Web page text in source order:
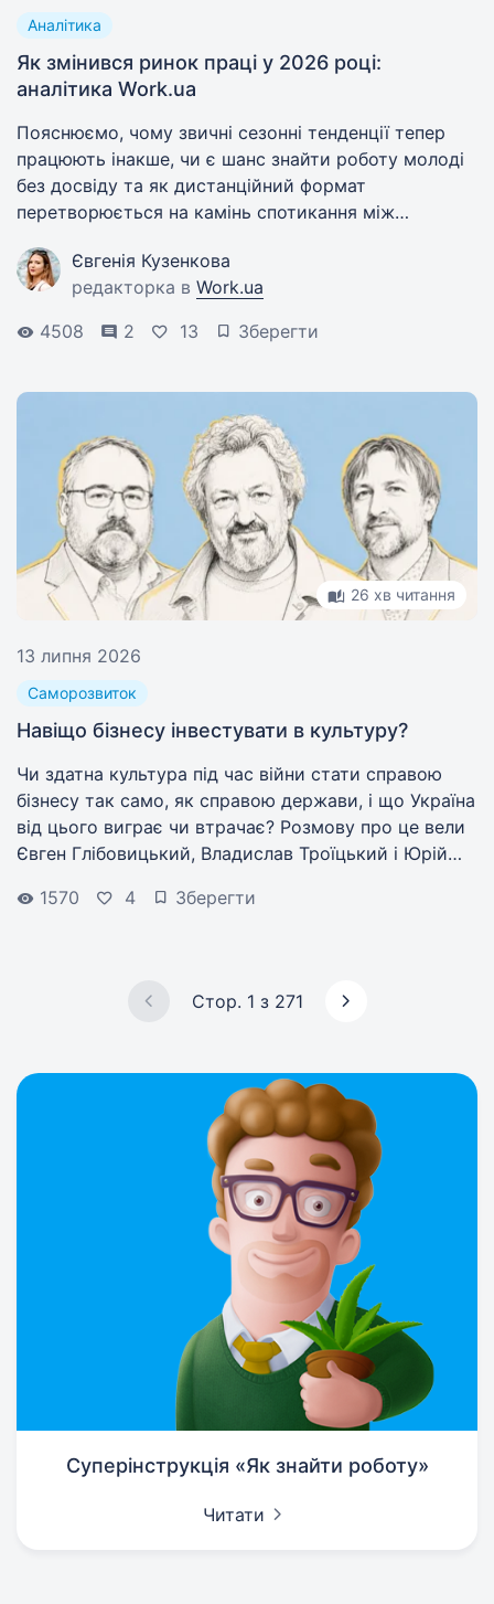
Аналітика
Як змінився ринок праці у 2026 році:
аналітика Work.ua
Пояснюємо, чому звичні сезонні тенденції тепер
працюють інакше, чи є шанс знайти роботу молоді
без досвіду та як дистанційний формат
перетворюється на камінь спотикання між
Євгенія Кузенкова
редакторка в Work.ua
4508
2 13 Зберегти
26 хв читання
13 липня 2026
Саморозвиток
Навіщо бізнесу інвестувати в культуру?
Чи здатна культура під час війни стати справою
бізнесу так само, як справою держави, і що Україна
від цього виграє чи втрачає? Розмову про це вели
Євген Глібовицький, Владислав Троїцький і Юрій
1570
4 Зберегти
Стор. 1 з 271
Суперінструкція «Як знайти роботу»
Читати